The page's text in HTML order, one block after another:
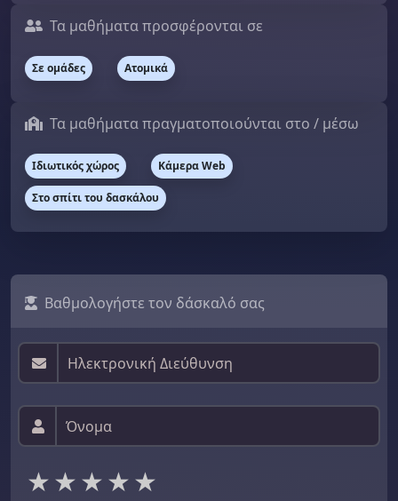
Τα μαθήματα προσφέρονται σε
Σε ομάδες Ατομικά
Τα μαθήματα πραγματοποιούνται στο / μέσω
Ιδιωτικός χώρος Κάμερα Web
Στο σπίτι του δασκάλου
Βαθμολογήστε τον δάσκαλό σας
4 stars
3 stars
2 stars
1 star